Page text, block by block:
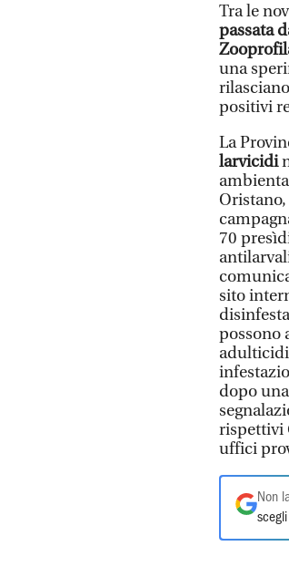
Tra le
passata
una
positivi
La
larvicidi
70
sito
possono
adulticidi
dopo
rispettivi
uffici
Non
scegli